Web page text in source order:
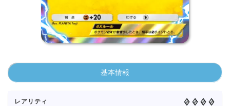
基本情報
レアリティ